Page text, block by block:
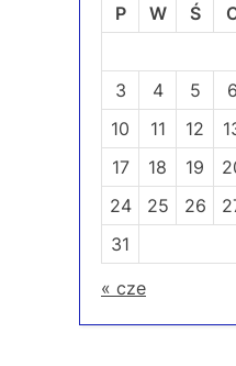
P W Ś
3
4 5 6
10
11 12
17
18 19
24
25 26
31
« cze